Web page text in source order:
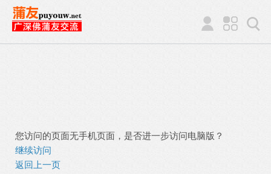
您访问的页面无手机页面，是否进一步访问电脑版？
继续访问
返回上一页